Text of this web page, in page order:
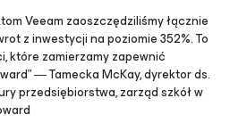
Veeam zaoszczędziliśmy łącznie
z inwestycji na poziomie 352%. To
które zamierzamy zapewnić
― Tamecka McKay, dyrektor ds.
przedsiębiorstwa, zarząd szkół w